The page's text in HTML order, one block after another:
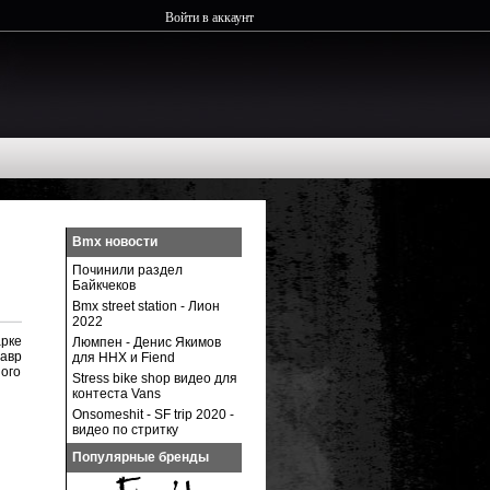
Войти в аккаунт
Bmx новости
Починили раздел
Байкчеков
Bmx street station - Лион
2022
Люмпен - Денис Якимов
для ННХ и Fiend
Stress bike shop видео для
контеста Vans
Onsomeshit - SF trip 2020 -
видео по стритку
Популярные бренды